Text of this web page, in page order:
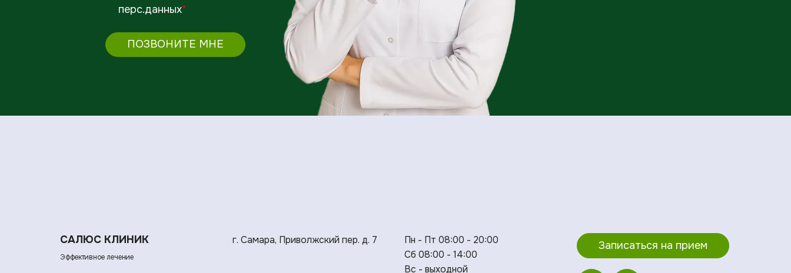
перс.данных*
ПОЗВОНИТЕ МНЕ
САЛЮС КЛИНИК
Эффективное лечение
г. Самара, Приволжский пер. д. 7
Пн - Пт 08:00 - 20:00
Сб 08:00 - 14:00
Вс - выходной
Записаться на прием